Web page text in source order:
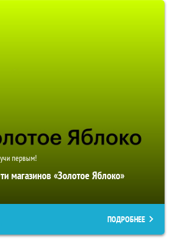
первым!
магазинов «Золотое Яблоко»
ПОДРОБНЕЕ